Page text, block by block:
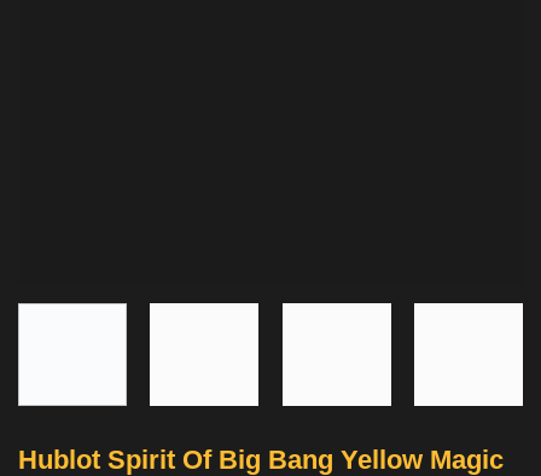
Hublot Spirit Of Big Bang Yellow Magic